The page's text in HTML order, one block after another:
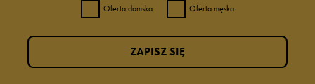
Oferta damska Oferta męska
ZAPISZ SIĘ